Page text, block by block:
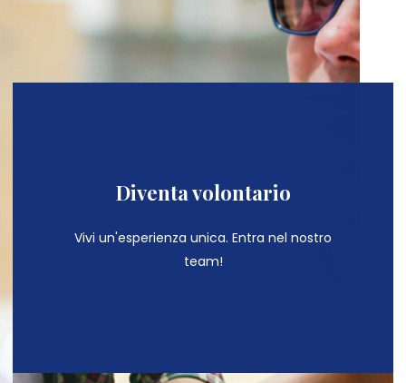
Diventa volontario
Vivi un'esperienza unica. Entra nel nostro
team!